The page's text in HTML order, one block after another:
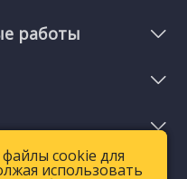
работы
файлы cookie для
использовать
файлы cookie для
использовать